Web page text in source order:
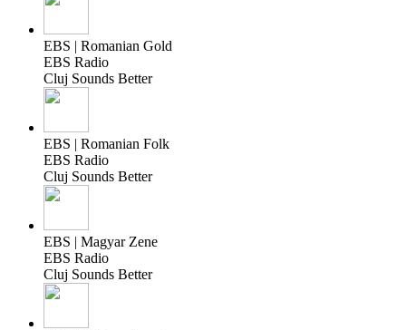
EBS | Romanian Gold
EBS Radio
Cluj Sounds Better
EBS | Romanian Folk
EBS Radio
Cluj Sounds Better
EBS | Magyar Zene
EBS Radio
Cluj Sounds Better